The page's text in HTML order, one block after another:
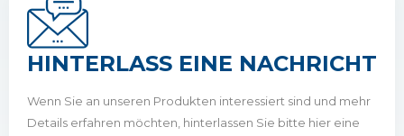
HINTERLASS EINE NACHRICHT
Wenn Sie an unseren Produkten interessiert sind und mehr
Details erfahren möchten, hinterlassen Sie bitte hier eine